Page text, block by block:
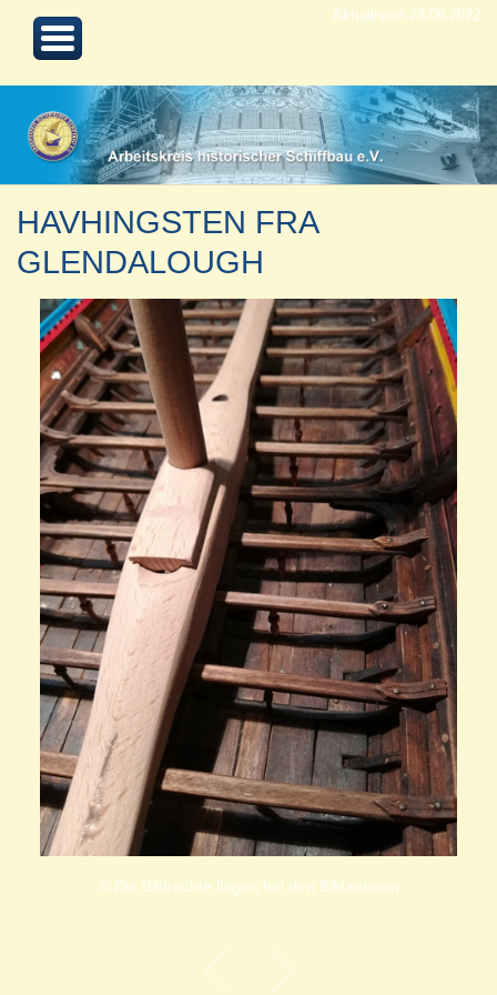
Aktualisiert 24.08.2022
HAVHINGSTEN FRA
GLENDALOUGH
© Die Bildrechte liegen bei den Bildautoren